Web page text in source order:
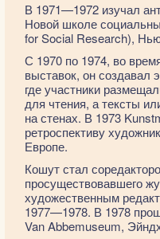
В 1971—1972 изучал
Новой школе
for Social Research),
С 1970 по 1974, во
выставок, он создавал
где участники
для чтения, а тексты
на стенах. В 1973
ретроспективу
Европе.
Кошут стал
просуществовавшего
художественным
1977—1978. В 1978
Van Abbemuseum,